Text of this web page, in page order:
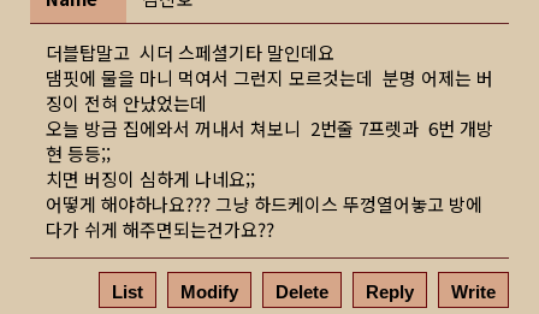
더블탑말고 시더 스페셜기타 말인데요
댐핏에 물을 마니 먹여서 그런지 모르것는데 분명 어제는 버
징이 전혀 안났었는데
오늘 방금 집에와서 꺼내서 쳐보니 2번줄 7프렛과 6번 개방
현 등등;;
치면 버징이 심하게 나네요;;
어떻게 해야하나요??? 그냥 하드케이스 뚜껑열어놓고 방에
다가 쉬게 해주면되는건가요??
List Modify Delete Reply Write